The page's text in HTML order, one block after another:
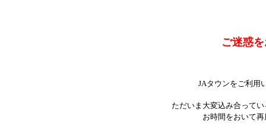
ご迷惑
JAタウンをご利用
ただいま大変込み合って
お時間をおいて